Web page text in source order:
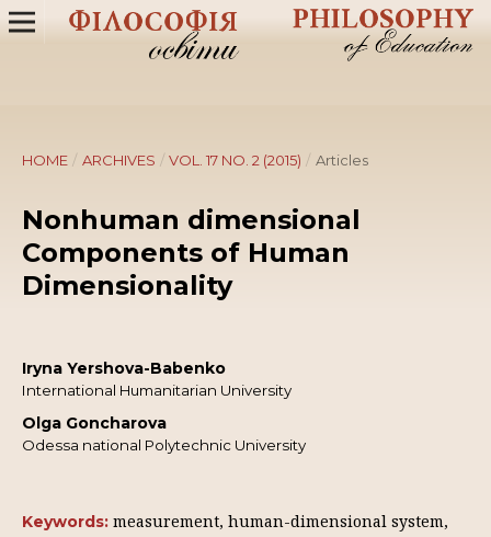
HOME / ARCHIVES / VOL. 17 NO. 2 (2015) / Articles
Nonhuman dimensional
Components of Human
Dimensionality
Iryna Yershova-Babenko
International Humanitarian University
Olga Goncharova
Odessa national Polytechnic University
Keywords: measurement, human-dimensional system,